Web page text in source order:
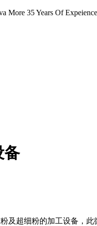
More 35 Years Of
备
及超细粉的加工设备，